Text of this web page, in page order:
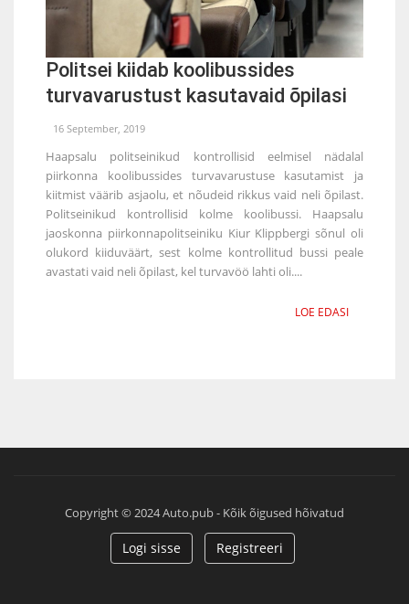
Politsei kiidab koolibussides
turvavarustust kasutavaid õpilasi
16 September, 2019
Haapsalu politseinikud kontrollisid eelmisel nädalal
piirkonna koolibussides turvavarustuse kasutamist ja
kiitmist väärib asjaolu, et nõudeid rikkus vaid neli õpilast.
Politseinikud kontrollisid kolme koolibussi. Haapsalu
jaoskonna piirkonnapolitseiniku Kiur Klippbergi sõnul oli
olukord kiiduväärt, sest kolme kontrollitud bussi peale
avastati vaid neli õpilast, kel turvavöö lahti oli....
LOE EDASI
Copyright © 2024 Auto.pub - Kõik õigused hõivatud
Logi sisse Registreeri